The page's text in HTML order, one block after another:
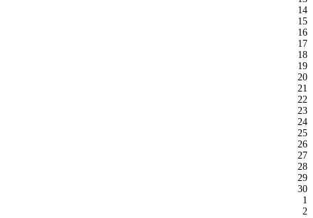
14
15
16
17
18
19
20
21
22
23
24
25
26
27
28
29
30
1
2